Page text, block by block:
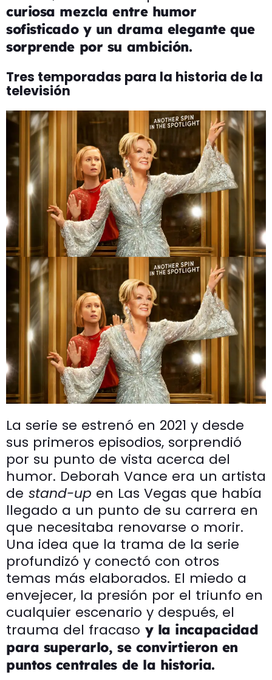
curiosa mezcla entre humor
sofisticado y un drama elegante que
sorprende por su ambición.
Tres temporadas para la historia de la
televisión
La serie se estrenó en 2021 y desde
sus primeros episodios, sorprendió
por su punto de vista acerca del
humor. Deborah Vance era un artista
de stand-up en Las Vegas que había
llegado a un punto de su carrera en
que necesitaba renovarse o morir.
Una idea que la trama de la serie
profundizó y conectó con otros
temas más elaborados. El miedo a
envejecer, la presión por el triunfo en
cualquier escenario y después, el
trauma del fracaso y la incapacidad
para superarlo, se convirtieron en
puntos centrales de la historia.